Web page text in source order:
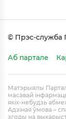
© Прэс-служба
Аб партале
Матэрыялы
масавай
якіх-небудзь
Адзіная ўмова –
згоды на